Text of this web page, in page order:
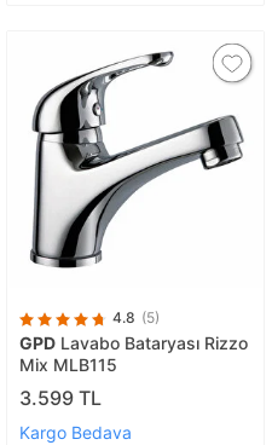
4.8 (5)
GPD Lavabo Bataryası Rizzo
Mix MLB115
3.599 TL
Kargo Bedava